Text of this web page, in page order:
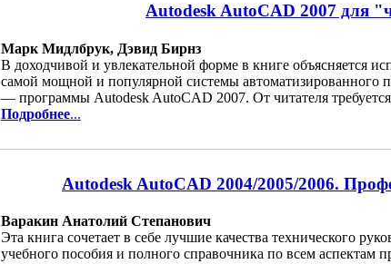
Autodesk AutoCAD 2007 для
Марк Мидлбрук, Дэвид Бирнз
В доходчивой и увлекательной форме в книге объясняется
самой мощной и популярной системы автоматизированного
— программы Autodesk AutoCAD 2007. От читателя
Подробнее...
Autodesk AutoCAD 2004/2005/2006.
Варакин Анатолий Степанович
Эта книга сочетает в себе лучшие качества технического
учебного пособия и полного справочника по всем аспектам